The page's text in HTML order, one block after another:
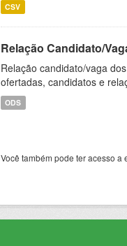
CSV
Relação Candidato/
Relação candidato/vaga
ofertadas, candidatos e
ODS
Você também pode ter acesso a